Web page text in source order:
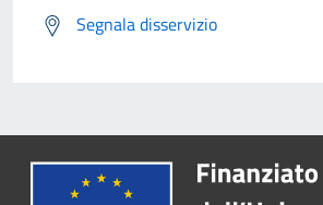
Segnala disservizio